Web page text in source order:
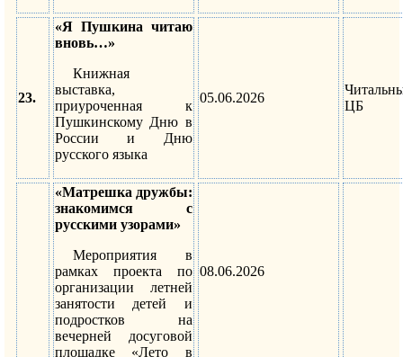
23.
«Я Пушкина читаю
вновь…»
Книжная
выставка,
приуроченная к
Пушкинскому Дню в
России и Дню
русского языка
05.06.2026
ЦБ
«Матрешка дружбы:
знакомимся с
русскими узорами»
Мероприятия в
рамках проекта по
организации летней
занятости детей и
подростков на
вечерней досуговой
площадке «Лето в
08.06.2026